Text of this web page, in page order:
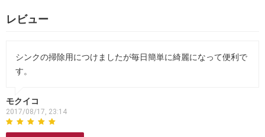
レビュー
シンクの掃除用につけましたが毎日簡単に綺麗になって便利で
す。
モクイコ
2017/08/17, 23:14